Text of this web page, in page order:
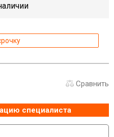
Сравнить
специалиста